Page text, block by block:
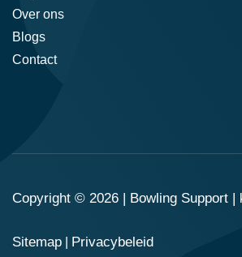
Over ons
Blogs
Contact
Copyright © 2026 | Bowling Support
Sitemap Privacybeleid